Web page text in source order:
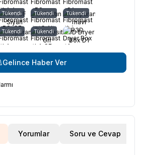
Tükendi
ABS-CF
Siyah
(Yüksek
ısı)
Tükendi
PetG Altın Tükendi
Transparan
mavi
Tükendi Tükendi
CF Antresit
Gri
R3D Dryer
Box D1
Gelince Haber Ver
Yorumlar Soru ve Cevap